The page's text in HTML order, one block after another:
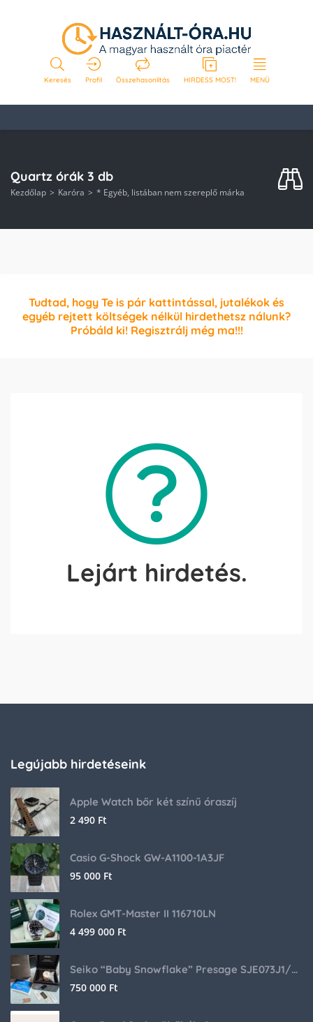
Keresés Profil Összehasonlítás HIRDESS MOST! MENÜ
Quartz órák 3 db
Kezdőlap Karóra * Egyéb, listában nem szereplő márka
Tudtad, hogy Te is pár kattintással, jutalékok és
egyéb rejtett költségek nélkül hirdethetsz nálunk?
Próbáld ki! Regisztrálj még ma!!!
Lejárt hirdetés.
Legújabb hirdetéseink
Apple Watch bőr két színű óraszíj
2 490 Ft
Casio G-Shock GW-A1100-1A3JF
95 000 Ft
Rolex GMT-Master II 116710LN
4 499 000 Ft
Seiko “Baby Snowflake” Presage SJE073J1/SARA015 Limited Edition
750 000 Ft